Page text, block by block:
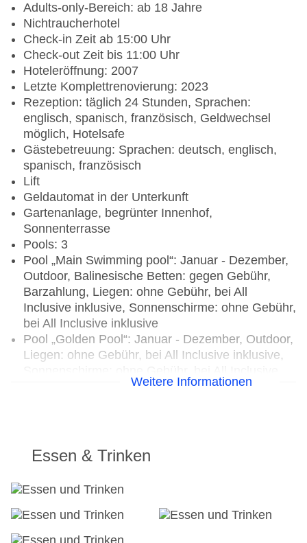
Adults-only-Bereich: ab 18 Jahre
Nichtraucherhotel
Check-in Zeit ab 15:00 Uhr
Check-out Zeit bis 11:00 Uhr
Hoteleröffnung: 2007
Letzte Komplettrenovierung: 2023
Rezeption: täglich 24 Stunden, Sprachen:
englisch, spanisch, französisch, Geldwechsel
möglich, Hotelsafe
Gästebetreuung: Sprachen: deutsch, englisch,
spanisch, französisch
Lift
Geldautomat in der Unterkunft
Gartenanlage, begrünter Innenhof,
Sonnenterrasse
Pools: 3
Pool „Main Swimming pool“: Januar - Dezember,
Outdoor, Balinesische Betten: gegen Gebühr,
Barzahlung, Liegen: ohne Gebühr, bei All
Inclusive inklusive, Sonnenschirme: ohne Gebühr,
bei All Inclusive inklusive
Pool „Golden Pool“: Januar - Dezember, Outdoor,
Liegen: ohne Gebühr, bei All Inclusive inklusive,
Souvenirshop, Boutique, Juwelier, Friseur
Arzt: Sprachen: englisch, spanisch
Amphitheater
Internet: WLAN/WiFi, im gesamten Hotel
(Anlage): ohne Gebühr, bei All Inclusive inklusive,
Weitere Informationen
Essen & Trinken